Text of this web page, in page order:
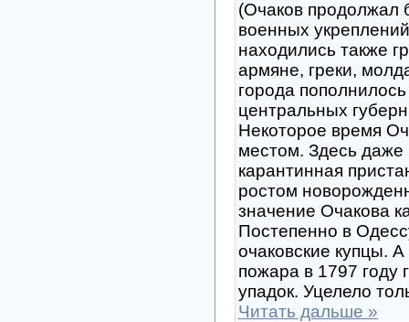
(Очаков
военных
находились также
армяне, греки,
города
центральных
Некоторое время
местом. Здесь
карантинная
ростом
значение Очакова
Постепенно в
очаковские купцы.
пожара в 1797 году
упадок. Уцелело
Читать дальше »